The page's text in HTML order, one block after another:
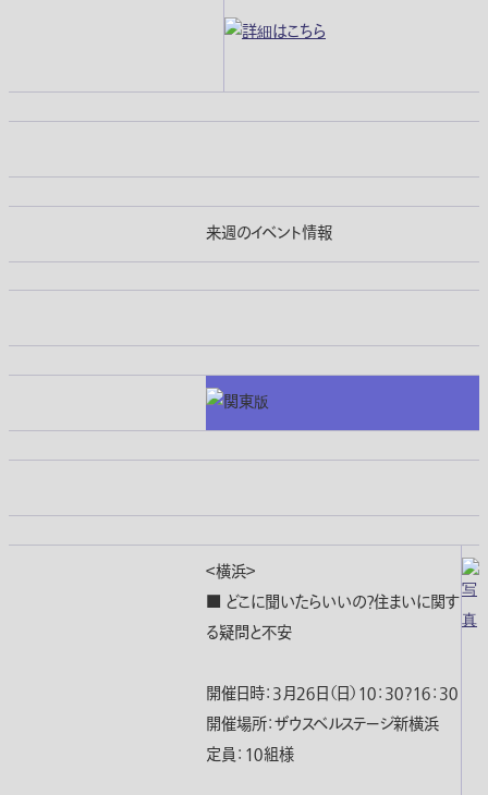
来週のイベント情報
＜横浜＞
■ どこに聞いたらいいの？住まいに関す
る疑問と不安
開催日時：３月２６日（日）１０：３０?１６：３０
開催場所：ザウスベルステージ新横浜
定員：１０組様